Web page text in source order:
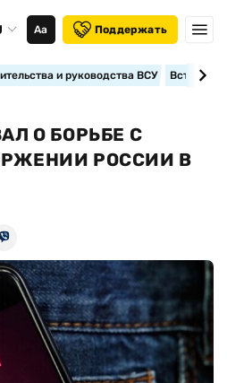
Аа Поддержать
и руководства ВСУ
О БОРЬБЕ С
РОССИИ В